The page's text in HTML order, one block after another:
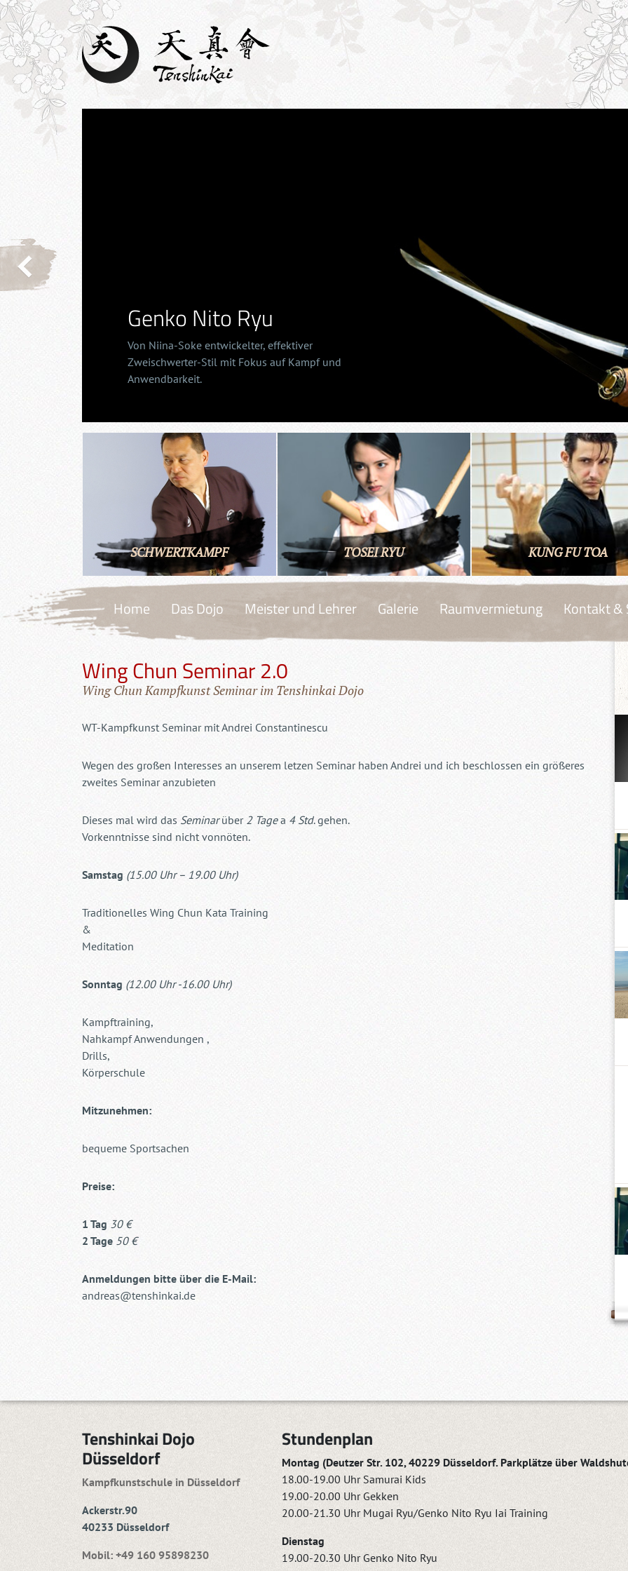
Genko Nito Ryu
Von Niina-Soke entwickelter, effektiver
Zweischwerter-Stil mit Fokus auf Kampf und
Anwendbarkeit.
SCHWERTKAMPF TOSEI RYU KUNG FU TOA
Home Das Dojo Meister und Lehrer Galerie Raumvermietung Kontakt &
Wing Chun Seminar 2.0
Wing Chun Kampfkunst Seminar im Tenshinkai Dojo
WT-Kampfkunst Seminar mit Andrei Constantinescu
Wegen des großen Interesses an unserem letzen Seminar haben Andrei und ich beschlossen ein größeres
zweites Seminar anzubieten
Dieses mal wird das Seminarüber 2 Tagea 4 Std. gehen.
Vorkenntnisse sind nicht vonnöten.
Samstag (15.00 Uhr – 19.00 Uhr)
Traditionelles Wing Chun Kata Training
&
Meditation
Sonntag (12.00 Uhr -16.00 Uhr)
Kampftraining,
Nahkampf Anwendungen ,
Drills,
Körperschule
Mitzunehmen:
bequeme Sportsachen
Preise:
1 Tag 30 €
2 Tage 50 €
Anmeldungen bitte über die E-Mail:
andreas@tenshinkai.de
Tenshinkai Dojo
Düsseldorf
Kampfkunstschule in Düsseldorf
Ackerstr.90
40233 Düsseldorf
Mobil: +49 160 95898230
Stundenplan
Montag (Deutzer Str. 102, 40229 Düsseldorf. Parkplätze über
18.00-19.00 Uhr Samurai Kids
19.00-20.00 Uhr Gekken
20.00-21.30 Uhr Mugai Ryu/Genko Nito Ryu Iai Training
Dienstag
19.00-20.30 Uhr Genko Nito Ryu